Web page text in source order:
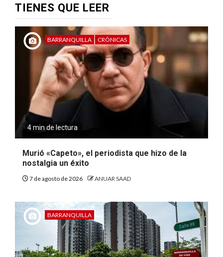
TIENES QUE LEER
BARRANQUILLA CRÓNICAS
4 min de lectura
Murió «Capeto», el periodista que hizo de la
nostalgia un éxito
7 de agosto de 2026 ANUAR SAAD
BARRANQUILLA